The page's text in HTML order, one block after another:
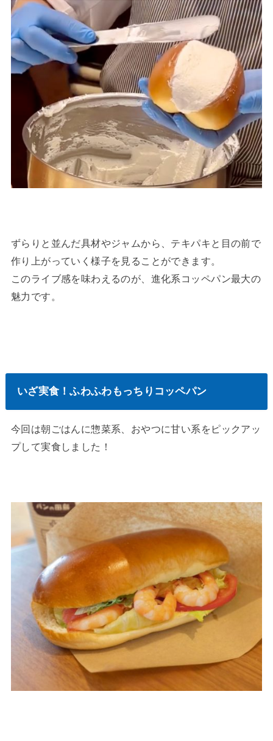
ずらりと並んだ具材やジャムから、テキパキと目の前で
作り上がっていく様子を見ることができます。
このライブ感を味わえるのが、進化系コッペパン最大の
魅力です。
いざ実食！ふわふわもっちりコッペパン
今回は朝ごはんに惣菜系、おやつに甘い系をピックアッ
プして実食しました！